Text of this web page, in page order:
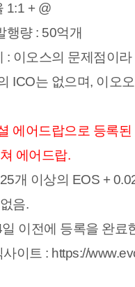
1:1 + @
행량 : 50억개
: 이오스의 문제점이
ICO는 없으며, 이오
에어드랍으로 등록
에어드랍.
개 이상의 EOS +
음.
이전에 등록을 완료
사이트 : https://